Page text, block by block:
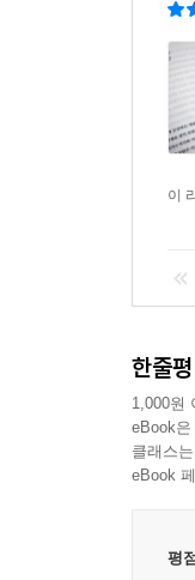
이
한줄평
1,000원
eBook
클래스
eBook
평점